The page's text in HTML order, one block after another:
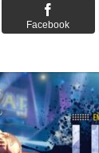
Facebook